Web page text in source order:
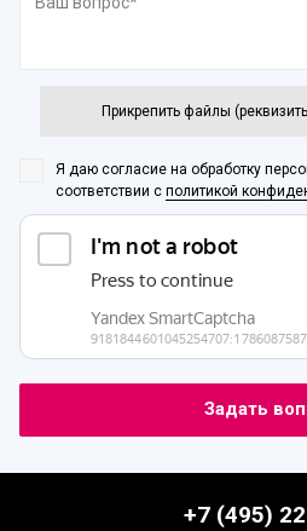
Прикрепить файлы
Я даю согласие на обработку
соответствии с политикой
+7 (495)